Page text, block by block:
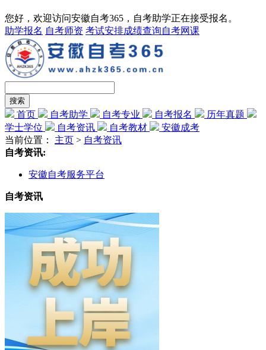
您好，欢迎访问安徽自考365，自考助学正在接受报名。
助学报名 自考师资 考试安排成绩查询自考网课
首页 自考助学 自考专业 自考报名
历年真题
学士学位
自考资讯 自考教材
安徽成考
当前位置： 主页 > 自考资讯
自考资讯:
安徽自考服务平台
自考资讯